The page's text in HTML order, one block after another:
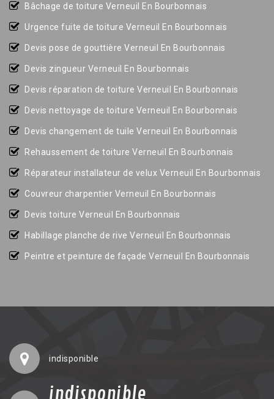
Bâchage de toiture Verneuil En Bourbonnais
Urgence fuite de toiture Verneuil En Bourbonnais
Devis pose de gouttière Verneuil En Bourbonnais
Devis zingueur Verneuil En Bourbonnais
Devis réparation de toiture Verneuil En Bourbonnais
Devis nettoyage de toiture Verneuil En Bourbonnais
Devis changement de tuile Verneuil En Bourbonnais
Rehaussement de toiture Verneuil En Bourbonnais
Réparateur installateur de velux Verneuil En Bourbonnais
Couvreur charpentier Verneuil En Bourbonnais
Devis toiture Verneuil En Bourbonnais
Habillage planche de rive Verneuil En Bourbonnais
Peintre et peinture de façade Verneuil En Bourbonnais
indisponible